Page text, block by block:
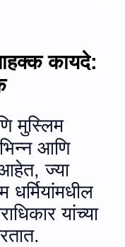
कायदे:
मुस्लिम
आणि
आहेत,ज्या
धर्मियांमधील
यांच्या